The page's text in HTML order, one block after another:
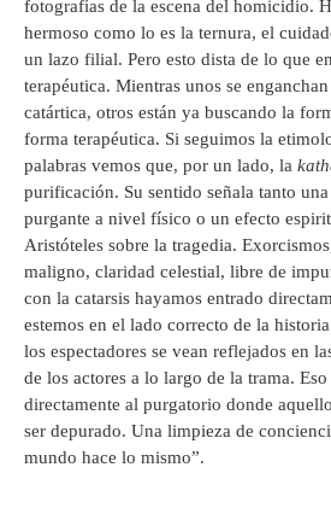
fotografías de la escena del homicidio.
hermoso como lo es la ternura, el
un lazo filial. Pero esto dista de lo que
terapéutica. Mientras unos se
catártica, otros están ya buscando la
forma terapéutica. Si seguimos la
palabras vemos que, por un lado, la
purificación. Su sentido señala tanto
purgante a nivel físico o un efecto
Aristóteles sobre la tragedia.
maligno, claridad celestial, libre de
con la catarsis hayamos entrado
estemos en el lado correcto de la
los espectadores se vean reflejados en
de los actores a lo largo de la trama.
directamente al purgatorio donde
ser depurado. Una limpieza de
mundo hace lo mismo”.